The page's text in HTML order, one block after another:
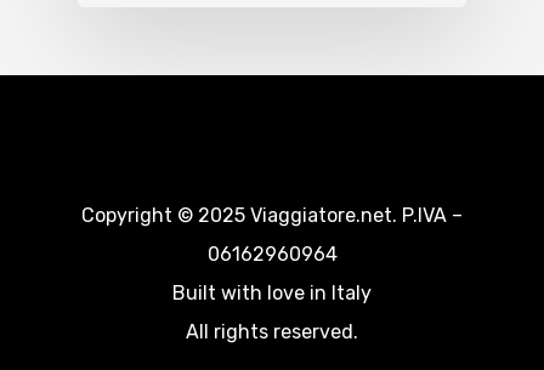
Copyright © 2025 Viaggiatore.net. P.IVA –
06162960964
Built with love in Italy
All rights reserved.